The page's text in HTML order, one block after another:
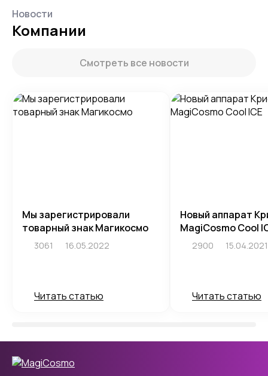
Новости
Компании
Смотреть все новости
Мы зарегистрировали
товарный знак Магикосмо
3061 16.05.2022
Читать статью
Новый аппарат
MagiCosmo Cool
2900 15.04.2021
Читать статью